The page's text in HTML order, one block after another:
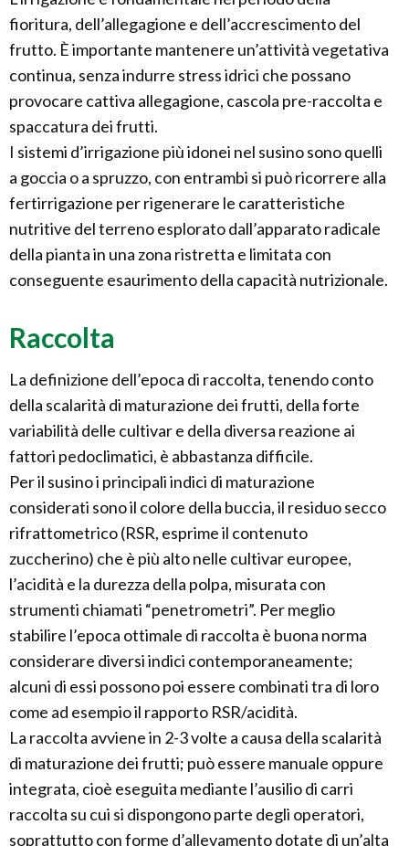
fioritura, dell’allegagione e dell’accrescimento del
frutto. È importante mantenere un’attività vegetativa
continua, senza indurre stress idrici che possano
provocare cattiva allegagione, cascola pre-raccolta e
spaccatura dei frutti.
I sistemi d’irrigazione più idonei nel susino sono quelli
a goccia o a spruzzo, con entrambi si può ricorrere alla
fertirrigazione per rigenerare le caratteristiche
nutritive del terreno esplorato dall’apparato radicale
della pianta in una zona ristretta e limitata con
conseguente esaurimento della capacità nutrizionale.
Raccolta
La definizione dell’epoca di raccolta, tenendo conto
della scalarità di maturazione dei frutti, della forte
variabilità delle cultivar e della diversa reazione ai
fattori pedoclimatici, è abbastanza difficile.
Per il susino i principali indici di maturazione
considerati sono il colore della buccia, il residuo secco
rifrattometrico (RSR, esprime il contenuto
zuccherino) che è più alto nelle cultivar europee,
l’acidità e la durezza della polpa, misurata con
strumenti chiamati “penetrometri”. Per meglio
stabilire l’epoca ottimale di raccolta è buona norma
considerare diversi indici contemporaneamente;
alcuni di essi possono poi essere combinati tra di loro
come ad esempio il rapporto RSR/acidità.
La raccolta avviene in 2-3 volte a causa della scalarità
di maturazione dei frutti; può essere manuale oppure
integrata, cioè eseguita mediante l’ausilio di carri
raccolta su cui si dispongono parte degli operatori,
soprattutto con forme d’allevamento dotate di un’alta